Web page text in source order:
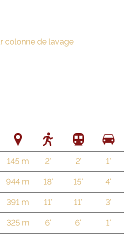
colonne de lavage
145 m 2' 2' 1'
944 m 18' 15' 4'
391 m 11' 11' 3'
325 m 6' 6' 1'